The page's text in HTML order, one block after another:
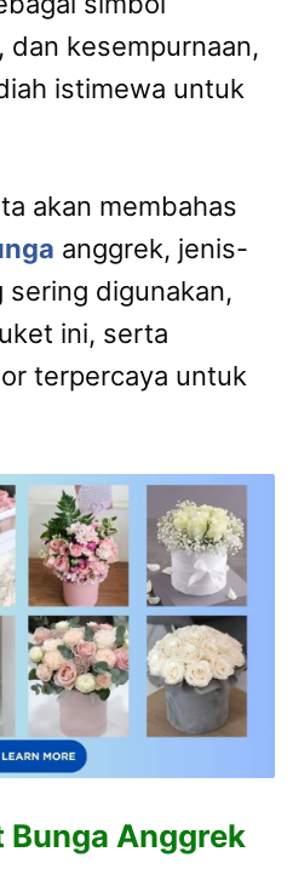
dan kesempurnaan,
istimewa untuk
akan membahas
anggrek, jenis-
sering digunakan,
ini, serta
terpercaya untuk
Bunga Anggrek